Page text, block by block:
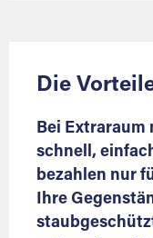
Die
Bei Extraraum
schnell,
bezahlen nur
Ihre